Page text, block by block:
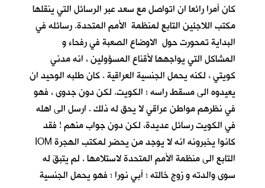
كان أمرا رائعا ان اتواصل مع سعد عبر الرسائل التي ينقلها
مكتب اللاجئين التابع لمنظمة الأمم المتحدة. رسائله في
البداية تمحورت حول الاوضاع الصعبة في رفحاء و
المشاكل التي يواجهها لأقناع المسؤولين ، انه مدني
كويتي ، لكنه يحمل الجنسية العراقية . كان طلبه الوحيد ان
يعيدوه الى مسقط راسه ؛ الكويت. لكن دون جدوى ، فهو
في نظرهم مواطن عراقي لا يحق له ذلك . ارسل الى اهله
في الكويت رسائل عديدة، لكن دون جواب منهم ! فقد
كانوا يخبرونه انه لا يوجد من يحضر لمكتب الهجرة IOM
التابع الى منظمة الأمم المتحدة لاستلامها . لم يتبقَ له
سوى والدته و زوج خالته ؛ أبي نورا ؛ فهو يحمل الجنسية